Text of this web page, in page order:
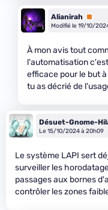
Alianirah Premium
Modifié le 19/10/
À mon avis tout
l'automatisation
efficace pour le but
tu as décrié de
Désuet-Gnome-
Le 15/10/2024 à 20h09
Le système LAPI sert
surveiller les
passages aux bornes
contrôler les zones